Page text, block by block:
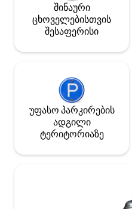
შინაური
ცხოველებისთვის
შესაფერისი
უფასო პარკირების
ადგილი
ტერიტორიაზე